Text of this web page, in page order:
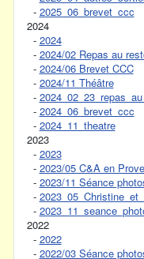
- 2025_06_brevet_ccc
2024
- 2024
- 2024/02 Repas au
- 2024/06 Brevet CCC
- 2024/11 Théâtre
-
- 2024_06_brevet_ccc
- 2024_11_theatre
2023
- 2023
- 2023/05 C&A en
- 2023/11 Séance
-
-
2022
- 2022
- 2022/03 Séance